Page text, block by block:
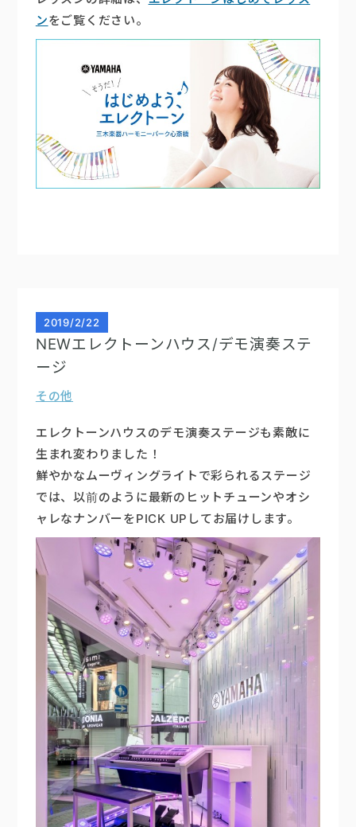
ンをご覧ください。
2019/2/22
NEWエレクトーンハウス/デモ演奏ステ
ージ
その他
エレクトーンハウスのデモ演奏ステージも素敵に
生まれ変わりました！
鮮やかなムーヴィングライトで彩られるステージ
では、以前のように最新のヒットチューンやオシ
ャレなナンバーをPICK UPしてお届けします。